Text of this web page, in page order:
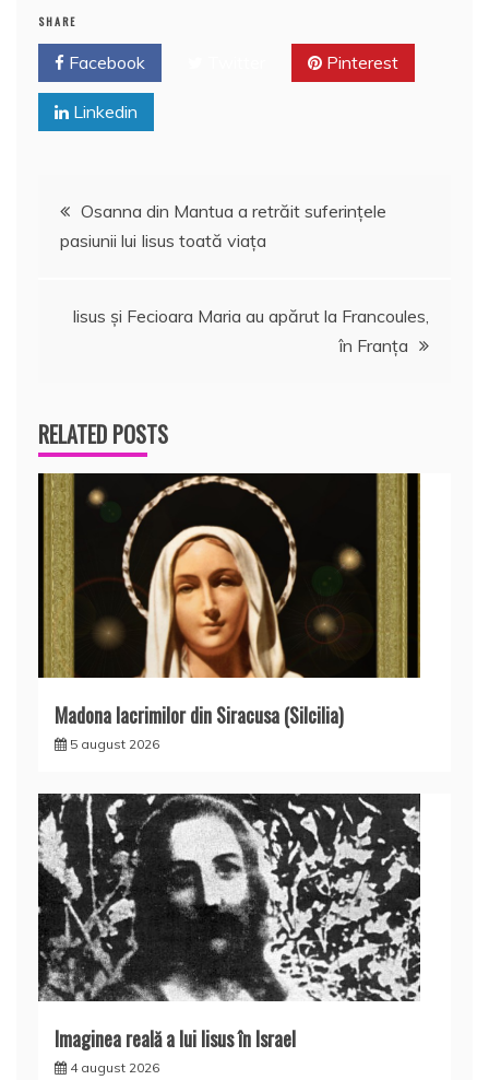
SHARE
Facebook Pinterest
Linkedin
Navigare
în
articole
Osanna din Mantua a retrăit suferințele
pasiunii lui Iisus toată viaţa
Iisus şi Fecioara Maria au apărut la Francoules,
în Franţa
RELATED POSTS
Madona lacrimilor din Siracusa (Silcilia)
5 august 2026
Imaginea reală a lui Iisus în Israel
4 august 2026